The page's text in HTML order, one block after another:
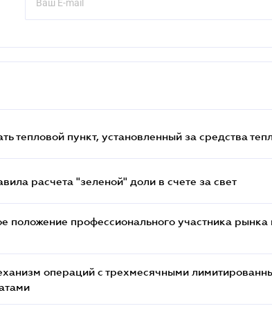
тепловой пункт, установленный за средства
расчета "зеленой" доли в счете за свет
положение профессионального участника рынка
операций с трехмесячными